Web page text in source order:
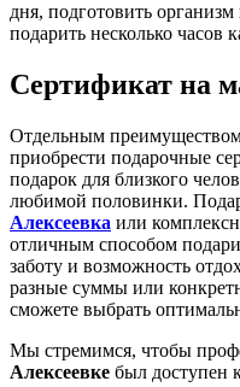
дня, подготовить
подарить несколько часов
Сертификат на
Отдельным
приобрести подарочные
подарок для близкого
любимой половинки.
Алексеевка или
отличным способом
заботу и возможность
разные суммы или
сможете выбрать
Мы стремимся, чтобы
Алексеевке был доступен